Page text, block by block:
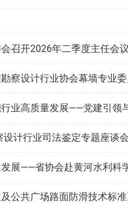
召开2026年二季度主任会
察设计行业协会幕墙专业
业高质量发展——党建引领
计行业司法鉴定专题座谈
展——省协会赴黄河水利科
及公共广场路面防滑技术标